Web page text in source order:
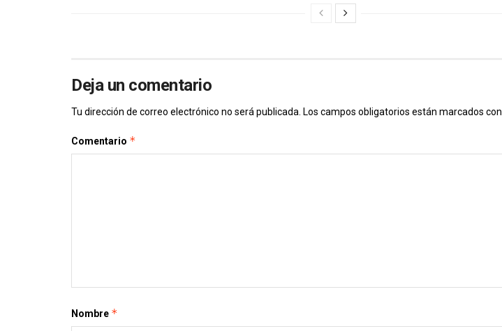
Deja un comentario
Tu dirección de correo electrónico no será publicada. Los campos obligatorios están marcados con
Comentario *
Nombre *